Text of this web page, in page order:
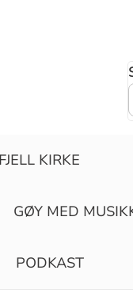
KIRKE
GØY MED
PODKAST